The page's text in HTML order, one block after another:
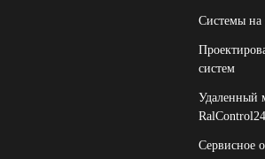
Системы
систем
Удаленный
RalControl24
Сервисное